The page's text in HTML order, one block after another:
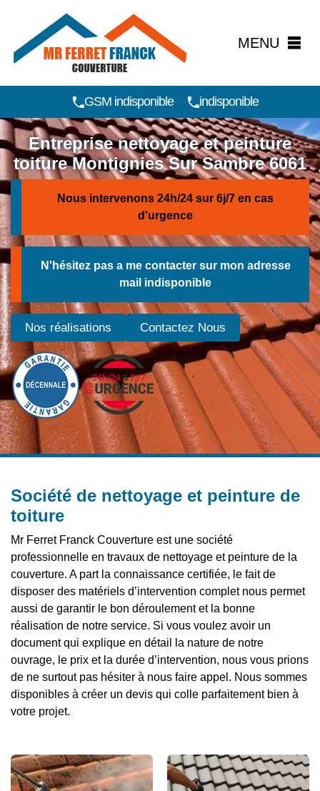
MENU
GSM indisponible indisponible
Entreprise nettoyage et peinture
toiture Montignies Sur Sambre 6061
Nous intervenons 24h/24 sur 6j/7 en cas
d'urgence
N'hésitez pas a me contacter sur mon adresse
mail indisponible
Nos réalisations Contactez Nous
Société de nettoyage et peinture de
toiture
Mr Ferret Franck Couverture est une société
professionnelle en travaux de nettoyage et peinture de la
couverture. A part la connaissance certifiée, le fait de
disposer des matériels d’intervention complet nous permet
aussi de garantir le bon déroulement et la bonne
réalisation de notre service. Si vous voulez avoir un
document qui explique en détail la nature de notre
ouvrage, le prix et la durée d’intervention, nous vous prions
de ne surtout pas hésiter à nous faire appel. Nous sommes
disponibles à créer un devis qui colle parfaitement bien à
votre projet.